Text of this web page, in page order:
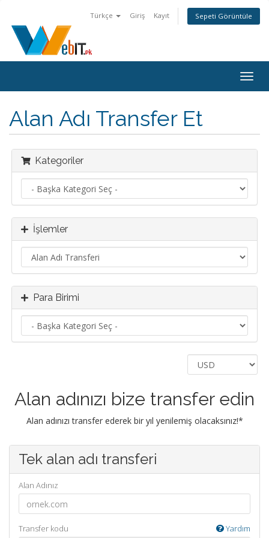
Türkçe Giriş Kayıt Sepeti Görüntüle
Alan Adı Transfer Et
Kategoriler
İşlemler
Para Birimi
Alan adınızı bize transfer edin
Alan adınızı transfer ederek bir yıl yenilemiş olacaksınız!*
Tek alan adı transferi
Alan Adınız
Transfer kodu Yardım